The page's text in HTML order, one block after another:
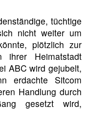
tüchtige
nicht weiter um
plötzlich zur
ihrer Heimatstadt
ABC wird gejubelt,
erdachte Sitcom
Handlung durch
gesetzt wird,